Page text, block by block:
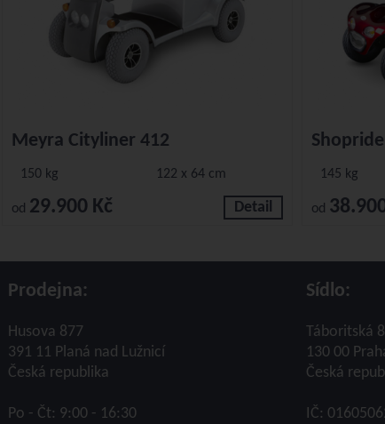
Meyra Cityliner 412
150 kg 122 x 64 cm
od 29.900 Kč Detail
145 kg
od
Prodejna:
Husova 877
391 11 Planá nad Lužnicí
Česká republika
Po - Čt: 9:00 - 16:30
Sídlo:
Táboritská
130 00
Česká
IČ: